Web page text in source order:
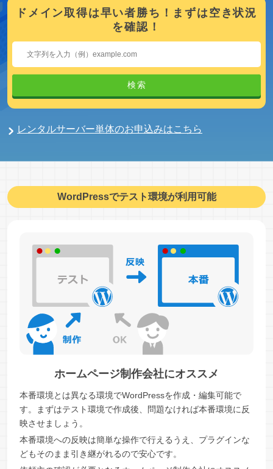
ドメイン取得は早い者勝ち！まずは空き状況
を確認！
検索
レンタルサーバー単体のお申込みはこちら
WordPressでテスト環境が利用可能
ホームページ制作会社にオススメ
本番環境とは異なる環境でWordPressを作成・編集可能で
す。まずはテスト環境で作成後、問題なければ本番環境に反
映させましょう。
本番環境への反映は簡単な操作で行えるうえ、プラグインな
どもそのまま引き継がれるので安心です。